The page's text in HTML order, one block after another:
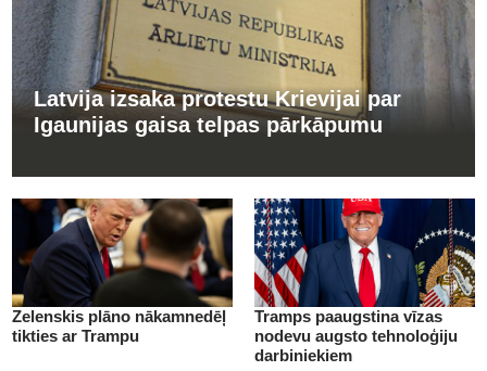
Latvija izsaka protestu Krievijai par
Igaunijas gaisa telpas pārkāpumu
Zelenskis plāno nākamnedēļ
tikties ar Trampu
Tramps paaugstina vīzas
nodevu augsto tehnoloģiju
darbiniekiem